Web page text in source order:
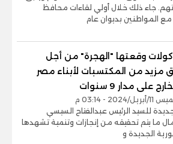
جاء ذلك خلال أولي لقاءات محافظ
مع المواطنين بديوان عام
وقعتها "الهجرة" من أجل
مزيد من المكتسبات لأبناء مصر
على مدار 9 سنوات
2024 - 03:14 م
للسيد الرئيس عبدالفتاح السيسي
ما يتم تحقيقه من إنجازات وتنمية تشهدها
الجديدة و